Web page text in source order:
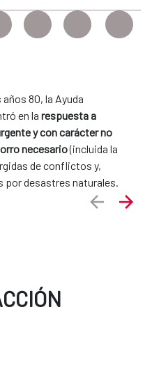
80, la Ayuda
en la respuesta a
y con carácter no
necesario(incluida la
de conflictos y,
por desastres naturales.